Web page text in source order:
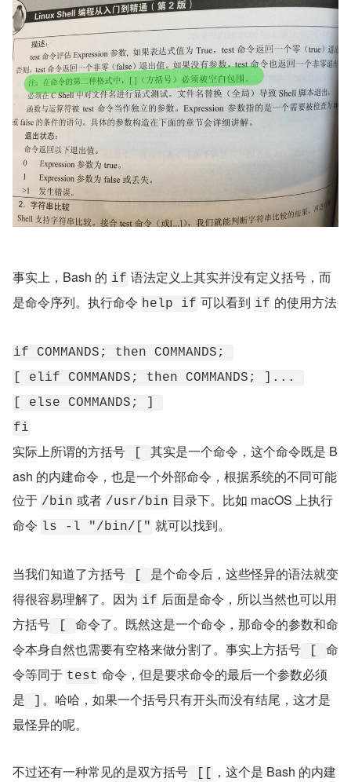
事实上，Bash 的 if 语法定义上其实并没有定义括号，而
是命令序列。执行命令 help if 可以看到 if 的使用方法
if COMMANDS; then COMMANDS;
[ elif COMMANDS; then COMMANDS; ]...
[ else COMMANDS; ]
fi
实际上所谓的方括号
其实是一个命令，这个命令既是 B
ash 的内建命令，也是一个外部命令，根据系统的不同可能
位于 /bin 或者 /usr/bin 目录下。比如 macOS 上执行
命令 ls -l "/bin/[" 就可以找到。
当我们知道了方括号
是个命令后，这些怪异的语法就变
得很容易理解了。因为 if 后面是命令，所以当然也可以用
方括号
命令了。既然这是一个命令，那命令的参数和命
令本身自然也需要有空格来做分割了。事实上方括号
命
令等同于 test 命令，但是要求命令的最后一个参数必须
是
。哈哈，如果一个括号只有开头而没有结尾，这才是
最怪异的呢。
不过还有一种常见的是双方括号
，这个是 Bash 的内建